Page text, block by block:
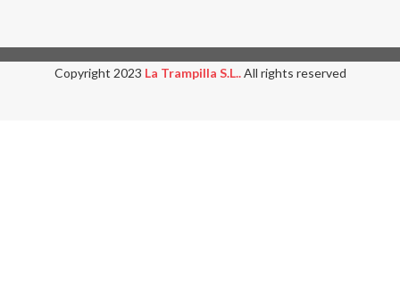
Copyright 2023 La Trampilla S.L..All rights reserved